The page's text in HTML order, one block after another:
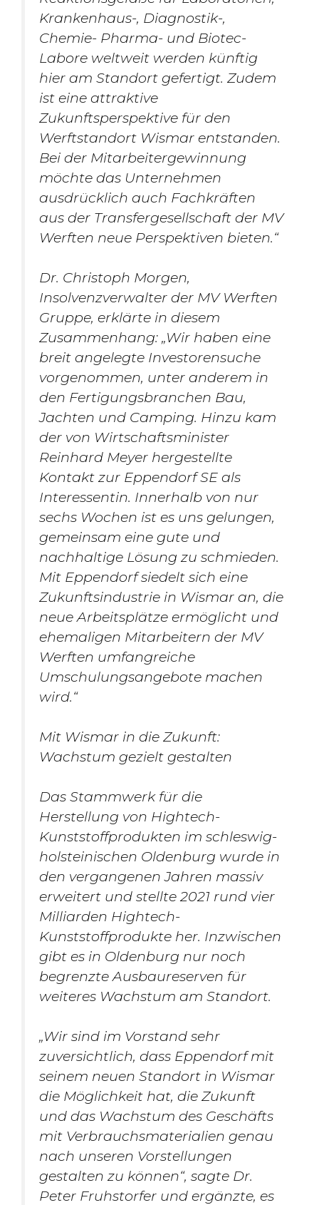
Krankenhaus-, Diagnostik-,
Chemie- Pharma- und Biotec-
Labore weltweit werden künftig
hier am Standort gefertigt. Zudem
ist eine attraktive
Zukunftsperspektive für den
Werftstandort Wismar entstanden.
Bei der Mitarbeitergewinnung
möchte das Unternehmen
ausdrücklich auch Fachkräften
aus der Transfergesellschaft der MV
Werften neue Perspektiven bieten.“
Dr. Christoph Morgen,
Insolvenzverwalter der MV Werften
Gruppe, erklärte in diesem
Zusammenhang: „Wir haben eine
breit angelegte Investorensuche
vorgenommen, unter anderem in
den Fertigungsbranchen Bau,
Jachten und Camping. Hinzu kam
der von Wirtschaftsminister
Reinhard Meyer hergestellte
Kontakt zur Eppendorf SE als
Interessentin. Innerhalb von nur
sechs Wochen ist es uns gelungen,
gemeinsam eine gute und
nachhaltige Lösung zu schmieden.
Mit Eppendorf siedelt sich eine
Zukunftsindustrie in Wismar an, die
neue Arbeitsplätze ermöglicht und
ehemaligen Mitarbeitern der MV
Werften umfangreiche
Umschulungsangebote machen
wird.“
Mit Wismar in die Zukunft:
Wachstum gezielt gestalten
Das Stammwerk für die
Herstellung von Hightech-
Kunststoffprodukten im schleswig-
holsteinischen Oldenburg wurde in
den vergangenen Jahren massiv
erweitert und stellte 2021 rund vier
Milliarden Hightech-
Kunststoffprodukte her. Inzwischen
gibt es in Oldenburg nur noch
begrenzte Ausbaureserven für
weiteres Wachstum am Standort.
„Wir sind im Vorstand sehr
zuversichtlich, dass Eppendorf mit
seinem neuen Standort in Wismar
die Möglichkeit hat, die Zukunft
und das Wachstum des Geschäfts
mit Verbrauchsmaterialien genau
nach unseren Vorstellungen
gestalten zu können“, sagte Dr.
Peter Fruhstorfer und ergänzte, es